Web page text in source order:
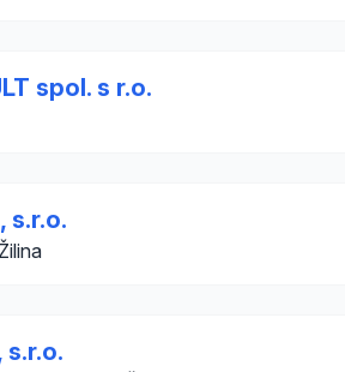
spol. s r.o.
s.r.o.
s.r.o.